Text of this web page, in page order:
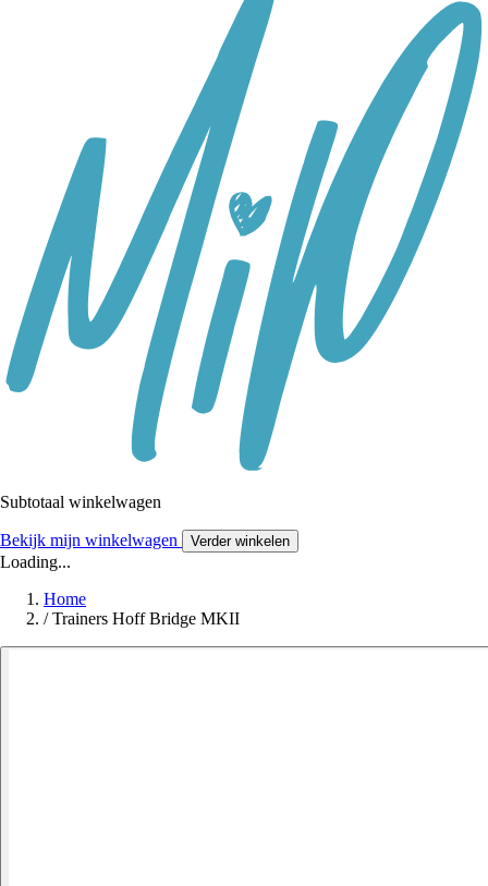
Subtotaal winkelwagen
Bekijk mijn winkelwagen Verder winkelen
Loading...
Home
/ Trainers Hoff Bridge MKII